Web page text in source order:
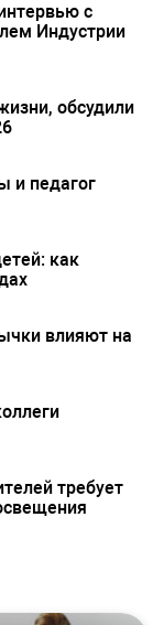
с
Индустрии
обсудили
и педагог
как
влияют на
требует